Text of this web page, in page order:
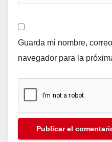
Guarda mi nombre,
navegador para la